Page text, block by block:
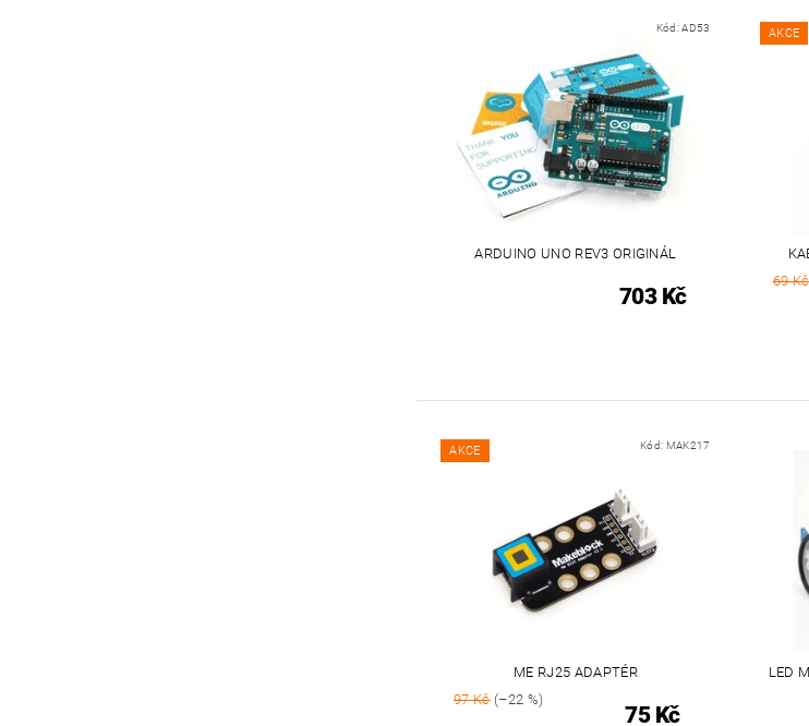
Kód:AD53
ARDUINO UNO REV3 ORIGINÁL
703 Kč
AKCE
69 Kč
AKCE Kód: MAK217
ME RJ25 ADAPTÉR
97 Kč(–22 %)
75 Kč
LED